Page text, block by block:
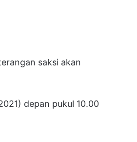
saksi akan
depan pukul 10.00